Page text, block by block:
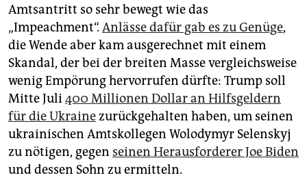
Amtsantritt so sehr bewegt wie das
„Impeachment“. Anlässe dafür gab es zu Genüge,
die Wende aber kam ausgerechnet mit einem
Skandal, der bei der breiten Masse vergleichsweise
wenig Empörung hervorrufen dürfte: Trump soll
Mitte Juli400 Millionen Dollar an Hilfsgeldern
für die Ukrainezurückgehalten haben, um seinen
ukrainischen Amtskollegen Wolodymyr Selenskyj
zu nötigen, gegen seinen Herausforderer Joe Biden
und dessen Sohn zu ermitteln.